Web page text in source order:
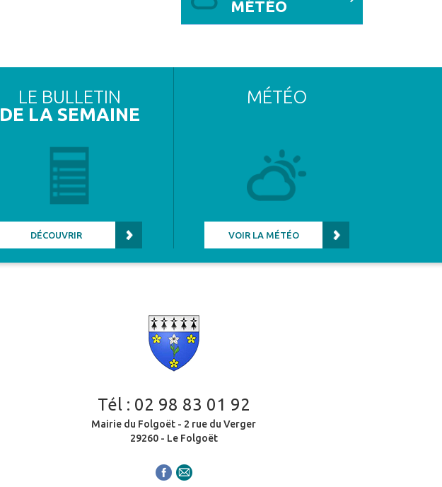
MÉTÉO
LE BULLETIN
DE LA SEMAINE
DÉCOUVRIR
MÉTÉO
VOIR LA MÉTÉO
Tél : 02 98 83 01 92
Mairie du Folgoët - 2 rue du Verger
29260 - Le Folgoët